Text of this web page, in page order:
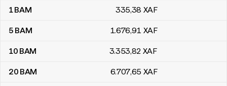
Tabela de conversão de Marcos conversíveis da Bósnia e
1BAM 335,38 XAF
5 BAM 1.676,91 XAF
10 BAM 3.353,82 XAF
20 BAM 6.707,65 XAF